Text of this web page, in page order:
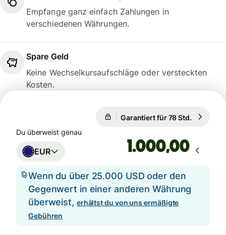
Empfange ganz einfach Zahlungen in
verschiedenen Währungen.
Spare Geld
Keine Wechselkursaufschläge oder versteckten
Kosten.
Garantiert für 78 Std.
Du überweist genau
EUR ,00
Wenn du über 25.000 USD oder den
Gegenwert in einer anderen Währung
überweist, erhältst du von uns ermäßigte
Gebühren